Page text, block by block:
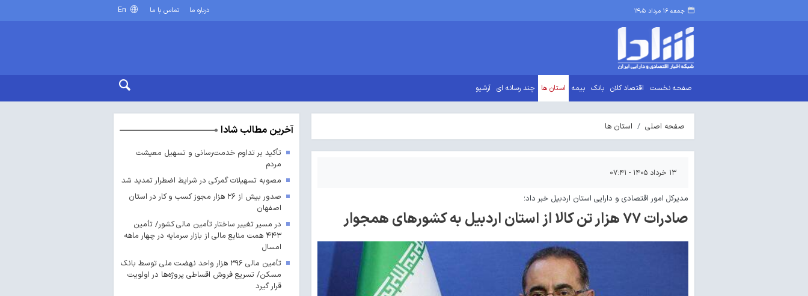
جمعه ۱۶ مرداد ۱۴۰۵ درباره ما تماس با ما
صفحه نخست اقتصاد کلان بانک بیمه استان ها چند رسانه ای آرشیو
صفحه اصلی استان ها
۱۳ خرداد ۱۴۰۵ - ۰۷:۴۱
مدیرکل امور اقتصادی و دارایی استان اردبیل خبر داد؛
صادرات ۷۷ هزار تن کالا از استان اردبیل به کشورهای همجوار
آخرین مطالب شادا
تأکید بر تداوم خدمت‌رسانی و تسهیل معیشت
مردم
مصوبه تسهیلات گمرکی در شرایط اضطرار تمدید شد
صدور بیش از ۲۶ هزار مجوز کسب‌ و کار در استان
اصفهان
در مسیر تغییر ساختار تأمین مالی کشور/ تأمین
۴۴۳ همت منابع مالی از بازار سرمایه در چهار ماهه
امسال
تأمین مالی ۳۹۶ هزار واحد نهضت ملی توسط بانک
مسکن/ تسریع فروش اقساطی پروژه‌ها در اولویت
قرار گیرد